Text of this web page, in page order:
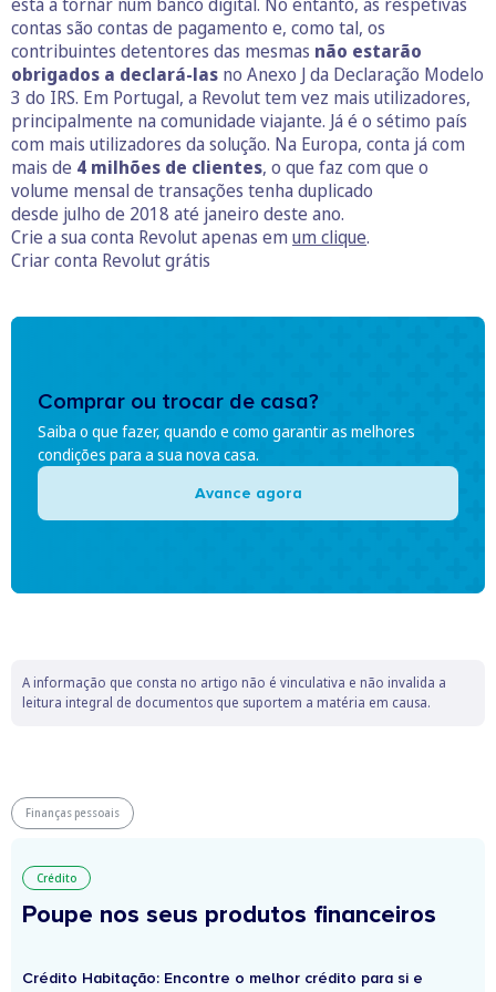
contas são contas de pagamento e, como tal, os
contribuintes detentores das mesmas não estarão
obrigados a declará-las no Anexo J da Declaração Modelo
3 do IRS. Em Portugal, a Revolut tem vez mais utilizadores,
principalmente na comunidade viajante. Já é o sétimo país
com mais utilizadores da solução. Na Europa, conta já com
mais de 4 milhões de clientes, o que faz com que o
volume mensal de transações tenha duplicado
desde julho de 2018 até janeiro deste ano.
Crie a sua conta Revolut apenas em um clique.
Criar conta Revolut grátis
Comprar ou trocar de casa?
Saiba o que fazer, quando e como garantir as melhores
condições para a sua nova casa.
Avance agora
A informação que consta no artigo não é vinculativa e não invalida a
leitura integral de documentos que suportem a matéria em causa.
Finanças pessoais
Crédito
Poupe nos seus produtos financeiros
Crédito Habitação: Encontre o melhor crédito para si e